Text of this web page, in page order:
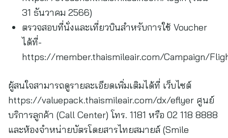
31 ธันวาคม 2566)
ตรวจสอบที่นั่งและเที่ยวบินสำหรับการใช้ Voucher
ได้ที่-
https://member.thaismileair.com/Campaign/
ผู้สนใจสามารถดูรายละเอียดเพิ่มเติมได้ที่ เว็บไซต์
https://valuepack.thaismileair.com/dx/eflyer ศูนย์
บริการลูกค้า (Call Center) โทร. 1181 หรือ 02 118 8888
และห้องจำหน่ายบัตรโดยสารไทยสมายล์ (Smile